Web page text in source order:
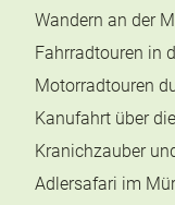
Wandern an der
Fahrradtouren in
Motorradtouren
Kanufahrt über
Kranichzauber
Adlersafari im